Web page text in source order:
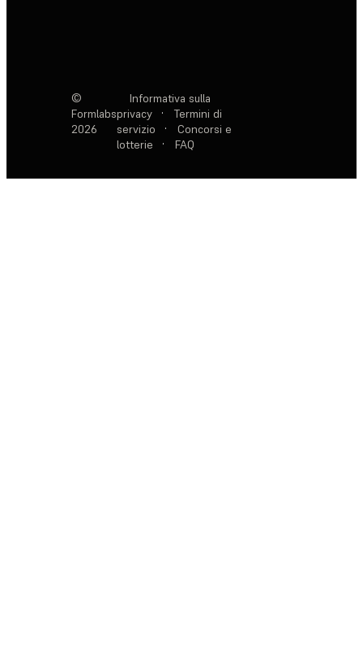
©
Formlabs
2026
Informativa sulla
privacy
·
Termini di
servizio
·
Concorsi e
lotterie
· FAQ